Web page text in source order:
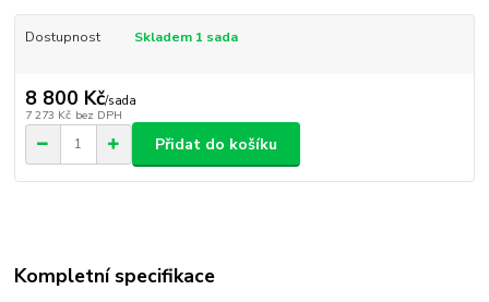
Dostupnost Skladem 1 sada
8 800 Kč/sada
7 273 Kč bez DPH
Přidat do košíku
Kompletní specifikace